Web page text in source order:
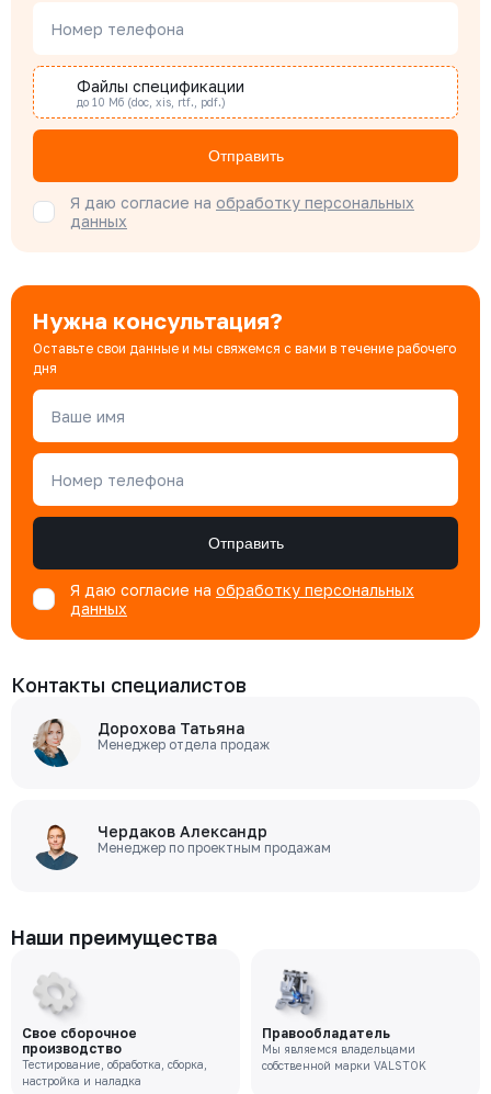
Наталья Гомонова
Бондарюк Евгения
Специалист отдела продаж
Номер телефона
Файлы спецификации
до 10 Мб (doc, xis, rtf., pdf.)
Отправить
Я даю согласие на обработку персональных
данных
Нужна консультация?
Оставьте свои данные и мы свяжемся с вами в течение рабочего
дня
Ваше имя
Номер телефона
Отправить
Я даю согласие на обработку персональных
данных
Контакты специалистов
Дорохова Татьяна
Менеджер отдела продаж
Чердаков Александр
Менеджер по проектным продажам
Наши преимущества
Свое сборочное
производство
Тестирование, обработка, сборка,
настройка и наладка
Правообладатель
Мы являемся владельцами
собственной марки VALSTOK